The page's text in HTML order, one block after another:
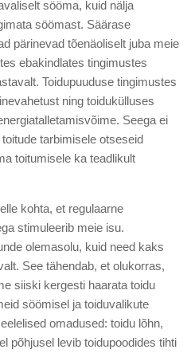
sööma, kuid nälja
söömast. Säärase
pärinevad tõenäoliselt juba meie
ebakindlates tingimustes
Toidupuuduse tingimustes
ning toidukülluses
Seega ei
tarbimisele otseseid
toitumisele ka teadlikult
kohta, et regulaarne
stimuleerib meie isu.
olemasolu, kuid need kaks
See tähendab, et olukorras,
siiski kergesti haarata toidu
söömisel ja toiduvalikute
omadused: toidu lõhn,
põhjusel levib toidupoodides tihti